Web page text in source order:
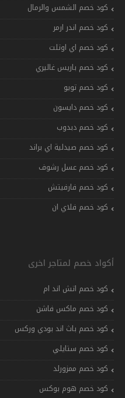
كود خصم الشمس والرمال
كود خصم اندر ارمر
كود خصم اي اوتلت
كود خصم باريس غاليري
كود خصم تويو
كود خصم دايسون
كود خصم دبدوب
كود خصم صيدلية اي براند
كود خصم عسل رشوف
كود خصم فارفيتش
كود خصم فلاي ان
أكواد خصم لمتاجر اخرى
كود خصم اتش اند ام
كود خصم ماكس فاشن
كود خصم باث اند بودي وركس
كود خصم ستايلي
كود خصم ممزورلد
كود خصم هوم بوكس